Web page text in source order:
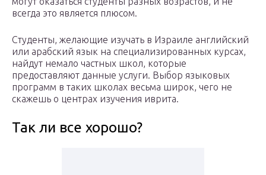
всегда это является плюсом.
Студенты, желающие изучать в Израиле английский
или арабский язык на специализированных курсах,
найдут немало частных школ, которые
предоставляют данные услуги. Выбор языковых
программ в таких школах весьма широк, чего не
скажешь о центрах изучения иврита.
Так ли все хорошо?